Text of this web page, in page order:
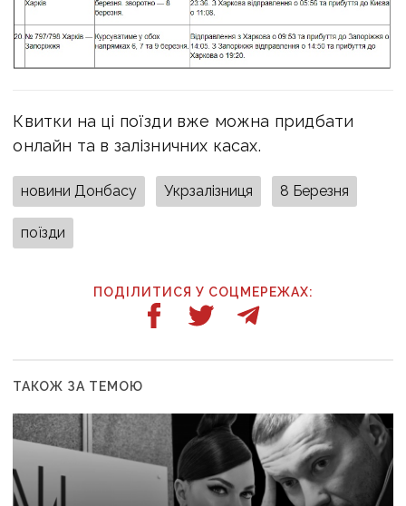
Квитки на ці поїзди вже можна придбати
онлайн та в залізничних касах.
новини Донбасу Укрзалізниця 8 Березня
поїзди
ПОДІЛИТИСЯ У СОЦМЕРЕЖАХ:
ТАКОЖ ЗА ТЕМОЮ